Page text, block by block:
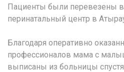
Пациенты были перевезены в
перинатальный центр в
Благодаря оперативно
профессионалов мама с
выписаны из больницы спустя